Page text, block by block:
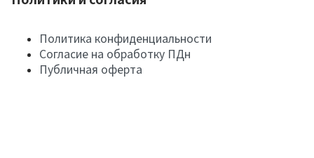
Политика конфиденциальности
Согласие на обработку ПДн
Публичная оферта